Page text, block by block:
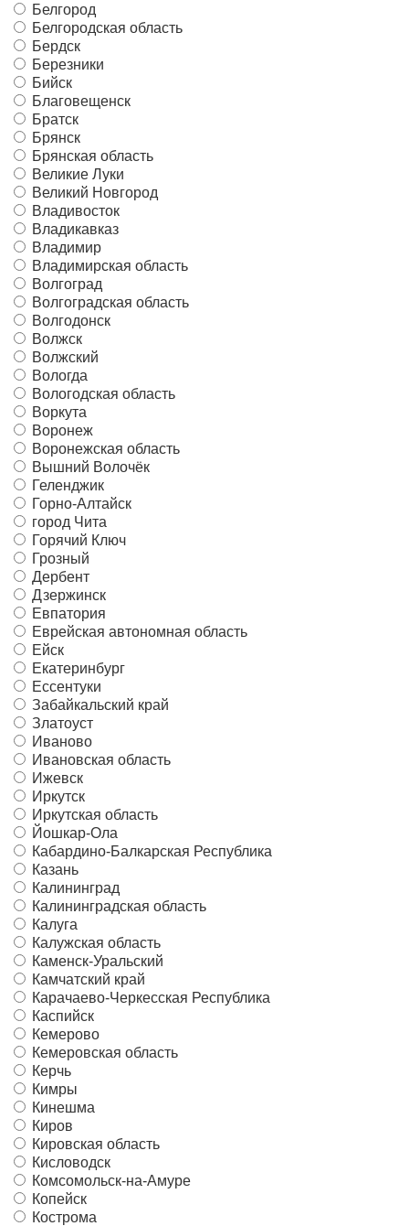
Белгород
Белгородская область
Бердск
Березники
Бийск
Благовещенск
Братск
Брянск
Брянская область
Великие Луки
Великий Новгород
Владивосток
Владикавказ
Владимир
Владимирская область
Волгоград
Волгоградская область
Волгодонск
Волжск
Волжский
Вологда
Вологодская область
Воркута
Воронеж
Воронежская область
Вышний Волочёк
Геленджик
Горно-Алтайск
город Чита
Горячий Ключ
Грозный
Дербент
Дзержинск
Евпатория
Еврейская автономная область
Ейск
Екатеринбург
Ессентуки
Забайкальский край
Златоуст
Иваново
Ивановская область
Ижевск
Иркутск
Иркутская область
Йошкар-Ола
Кабардино-Балкарская Республика
Казань
Калининград
Калининградская область
Калуга
Калужская область
Каменск-Уральский
Камчатский край
Карачаево-Черкесская Республика
Каспийск
Кемерово
Кемеровская область
Керчь
Кимры
Кинешма
Киров
Кировская область
Кисловодск
Комсомольск-на-Амуре
Копейск
Кострома